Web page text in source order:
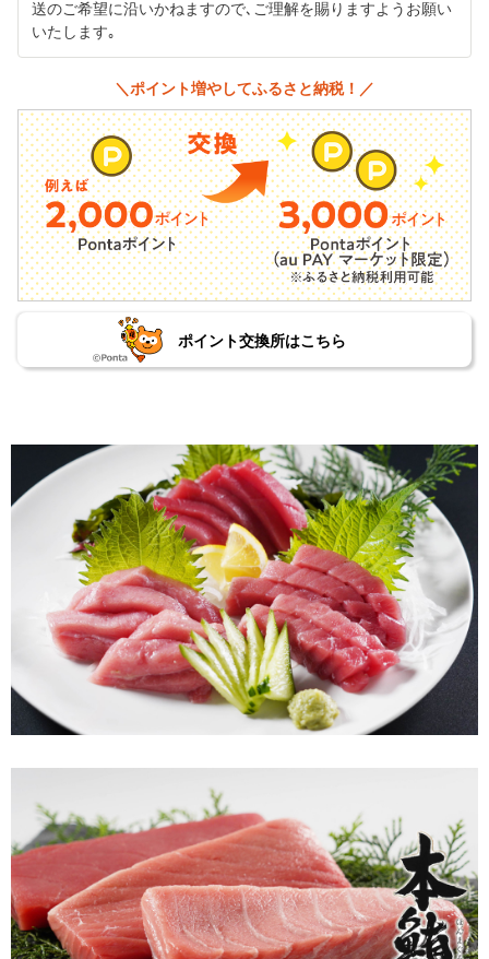
送のご希望に沿いかねますので､ご理解を賜りますようお願い
いたします｡
＼ポイント増やしてふるさと納税！／
ポイント交換所はこちら